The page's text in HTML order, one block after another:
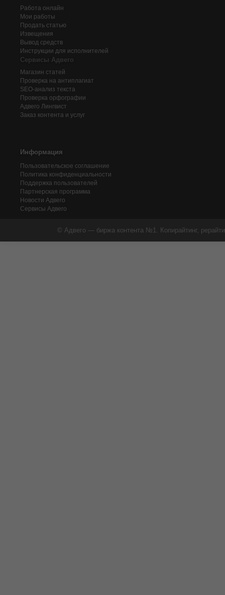
Работа онлайн
Мои работы
Продать статью
Извещения
Вывод средств
Инструкции для исполнителей
Сервисы Адвего
Магазин статей
Проверка на антиплагиат
SEO-анализ текста
Проверка орфографии
Адвего Лингвист
Заказ контента и услуг
Информация
Пользовательское соглашение
Политика конфиденциальности
Поддержка пользователей
Партнерская программа
Новости Адвего
Сервисы Адвего
© Адвего — биржа контента №1. Копирайтинг,